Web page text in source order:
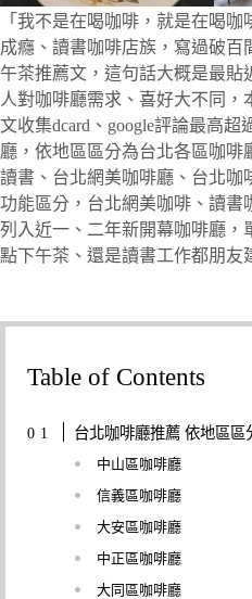
「我不是在喝咖啡，就是在喝
成癮、讀書咖啡店族，寫過破百
午茶推薦文，這句話大概是最貼
人對咖啡廳需求、喜好大不同，
文收集dcard、google評論最高
廳，依地區區分為台北各區咖啡
讀書、台北網美咖啡廳、台北咖
功能區分，台北網美咖啡、讀書
列入近一、二年新開幕咖啡廳，
點下午茶、還是讀書工作都朋友
Table of Contents
台北咖啡廳推薦 依地區區
中山區咖啡廳
信義區咖啡廳
大安區咖啡廳
中正區咖啡廳
大同區咖啡廳